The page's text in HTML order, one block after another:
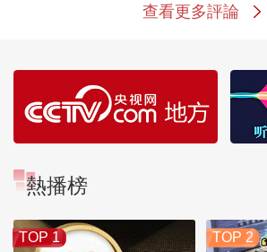
查看更多評論
熱播榜
TOP 1 TOP 2